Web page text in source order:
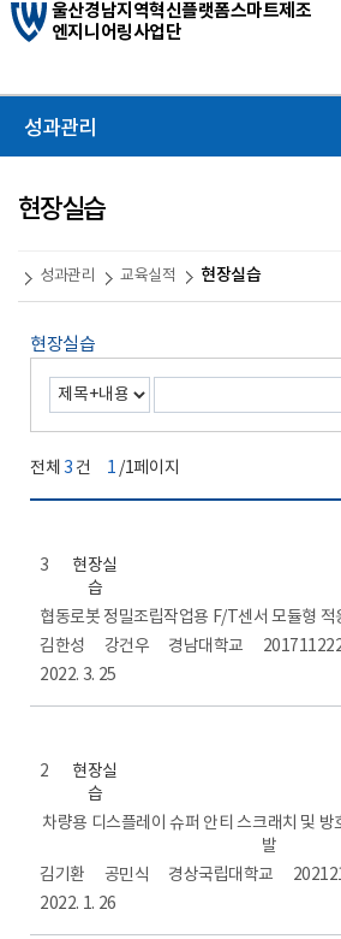
울산경남지역혁신플랫폼스마트제조
엔지니어링사업단
성과관리
현장실습
성과관리 교육실적 현장실습
현장실습
전체 3 건 1 /1페이지
3
현장실
습
협동로봇 정밀조립작업용 F/T센서 모듈형 적
김한성
강건우 경남대학교
2022. 3. 25
2
현장실
습
차량용 디스플레이 슈퍼 안티 스크래치 및 방
발
김기환
공민식 경상국립대학교
2022. 1. 26